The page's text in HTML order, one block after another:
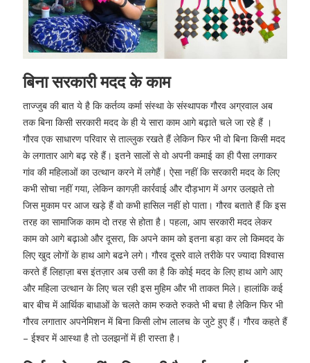
बिना सरकारी मदद के काम
ताज्जुब की बात ये है कि कर्तव्य कर्मा संस्था के संस्थापक गौरव अग्रवाल अब
तक बिना किसी सरकारी मदद के ही ये सारा काम आगे बढ़ाते चले जा रहे हैं ।
गौरव एक साधारण परिवार से ताल्लुक रखते हैं लेकिन फिर भी वो बिना किसी मदद
के लगातार आगे बढ़ रहे हैं। इतने सालों से वो अपनी कमाई का ही पैसा लगाकर
गांव की महिलाओं का उत्थान करने में लगेहैं। ऐसा नहीं कि सरकारी मदद के लिए
कभी सोचा नहीं गया, लेकिन कागज़ी कार्रवाई और दौड़भाग में अगर उलझते तो
जिस मुकाम पर आज खड़े हैं वो कभी हासिल नहीं हो पाता। गौरव बताते हैं कि इस
तरह का सामाजिक काम दो तरह से होता है। पहला, आप सरकारी मदद लेकर
काम को आगे बढ़ाओ और दूसरा, कि अपने काम को इतना बड़ा कर लो किमदद के
लिए खुद लोगों के हाथ आगे बढने लगे। गौरव दूसरे वाले तरीके पर ज्यादा विश्वास
करते हैं लिहाज़ा बस इंतज़ार अब उसी का है कि कोई मदद के लिए हाथ आगे आए
और महिला उत्थान के लिए चल रही इस मुहिम और भी ताकत मिले। हालांकि कई
बार बीच में आर्थिक बाधाओं के चलते काम रुकते रुकते भी बचा है लेकिन फिर भी
गौरव लगातार अपनेमिशन में बिना किसी लोभ लालच के जुटे हुए हैं। गौरव कहते हैं
– ईश्वर में आस्था है तो उलझनों में ही रास्ता है।